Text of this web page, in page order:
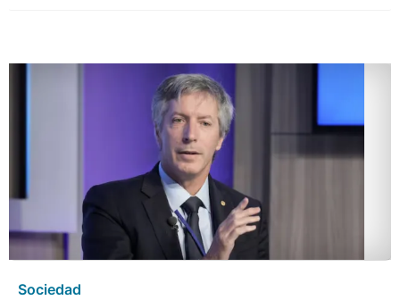
Sociedad